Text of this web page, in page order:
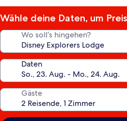
Wähle deine Daten, um
Wo soll’s hingehen?
Daten
Gäste